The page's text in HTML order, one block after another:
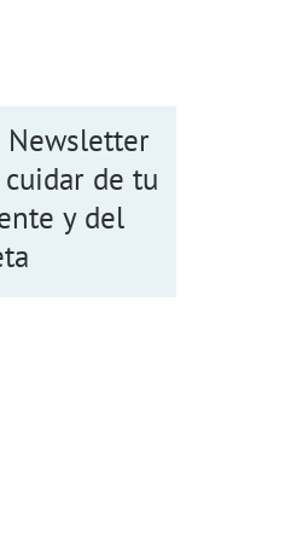
Newsletter
de tu
y del